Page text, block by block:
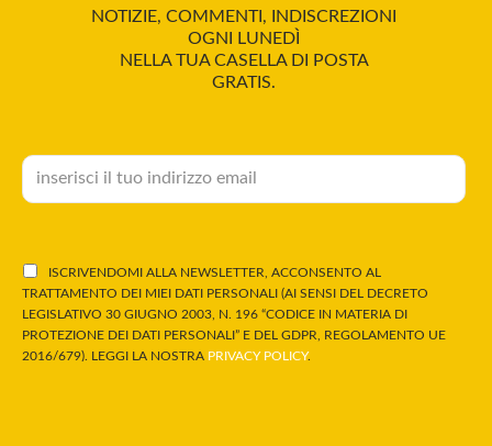
NOTIZIE, COMMENTI, INDISCREZIONI
OGNI LUNEDÌ
NELLA TUA CASELLA DI POSTA
GRATIS.
ISCRIVENDOMI ALLA NEWSLETTER, ACCONSENTO AL
TRATTAMENTO DEI MIEI DATI PERSONALI (AI SENSI DEL DECRETO
LEGISLATIVO 30 GIUGNO 2003, N. 196 “CODICE IN MATERIA DI
PROTEZIONE DEI DATI PERSONALI” E DEL GDPR, REGOLAMENTO UE
2016/679). LEGGI LA NOSTRA PRIVACY POLICY.